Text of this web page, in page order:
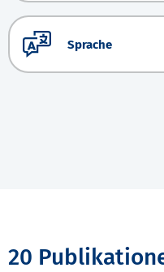
Sprache
20